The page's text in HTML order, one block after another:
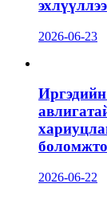
эхлүүллээ
2026-06-23
2026-06-22